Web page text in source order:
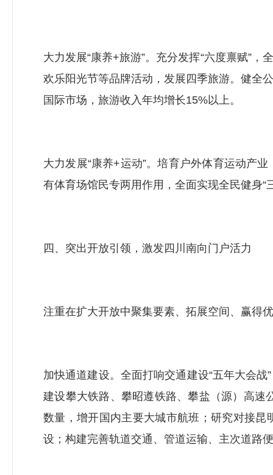
大力发展“康养+旅游”。充分发挥“六度禀赋”
欢乐阳光节等品牌活动，发展四季旅游。健全
国际市场，旅游收入年均增长15%以上。
大力发展“康养+运动”。培育户外体育运动产
有体育场馆民专两用作用，全面实现全民健身
四、突出开放引领，激发四川南向门户活力
注重在扩大开放中聚集要素、拓展空间、赢得
加快通道建设。全面打响交通建设“五年大会
建设攀大铁路、攀昭遵铁路、攀盐（源）高速
数量，增开国内主要大城市航班；研究对接
设；构建完善轨道交通、管道运输、主次道路